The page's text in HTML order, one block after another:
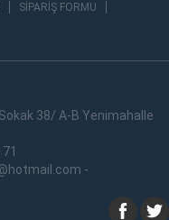
SİPARİŞ FORMU
38/ A-B Yenimahalle
-